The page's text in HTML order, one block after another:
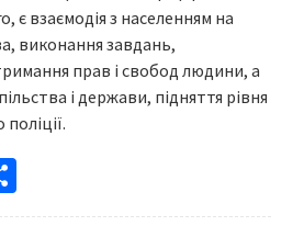
є взаємодія з населенням на
виконання завдань,
прав і свобод людини, а
і держави, підняття рівня
h